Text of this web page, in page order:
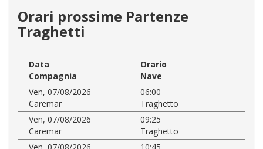
Orari prossime Partenze
Traghetti
Data
Orario
Compagnia
Nave
Ven, 07/08/2026
06:00
Caremar
Traghetto
Ven, 07/08/2026
09:25
Caremar
Traghetto